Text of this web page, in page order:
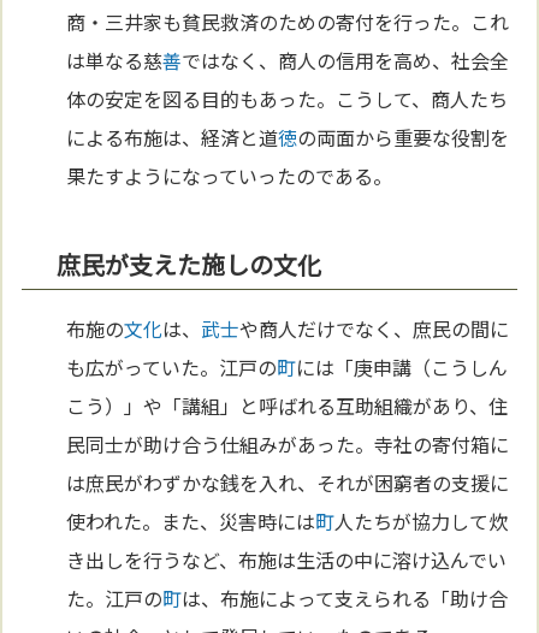
商・三井家も貧民救済のための寄付を行った。これ
は単なる慈善ではなく、商人の信用を高め、社会全
体の安定を図る目的もあった。こうして、商人たち
による布施は、経済と道徳の両面から重要な役割を
果たすようになっていったのである。
庶民が支えた施しの文化
布施の文化は、 武士や商人だけでなく、庶民の間に
も広がっていた。江戸の町には「庚申講（こうしん
こう）」や「講組」と呼ばれる互助組織があり、住
民同士が助け合う仕組みがあった。寺社の寄付箱に
は庶民がわずかな銭を入れ、それが困窮者の支援に
使われた。また、災害時には町人たちが協力して炊
き出しを行うなど、布施は生活の中に溶け込んでい
た。江戸の町は、布施によって支えられる「助け合